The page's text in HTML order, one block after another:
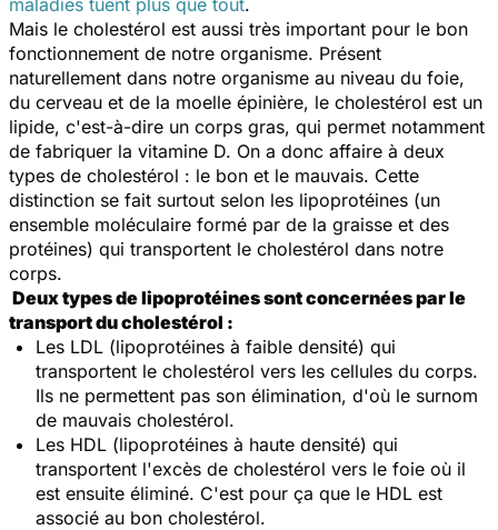
Mais le cholestérol est aussi très important pour le bon
fonctionnement de notre organisme. Présent
naturellement dans notre organisme au niveau du foie,
du cerveau et de la moelle épinière, le cholestérol est un
lipide, c'est-à-dire un corps gras, qui permet notamment
de fabriquer la vitamine D. On a donc affaire à deux
types de cholestérol : le bon et le mauvais. Cette
distinction se fait surtout selon les lipoprotéines (un
ensemble moléculaire formé par de la graisse et des
protéines) qui transportent le cholestérol dans notre
corps.
Deux types de lipoprotéines sont concernées par le
transport du cholestérol :
Les LDL (lipoprotéines à faible densité) qui
transportent le cholestérol vers les cellules du corps.
Ils ne permettent pas son élimination, d'où le surnom
de mauvais cholestérol.
Les HDL (lipoprotéines à haute densité) qui
transportent l'excès de cholestérol vers le foie où il
est ensuite éliminé. C'est pour ça que le HDL est
associé au bon cholestérol.